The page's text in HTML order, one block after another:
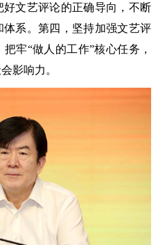
文艺评论的正确导向，不断
系。第四，坚持加强文艺评
牢“做人的工作”核心任务，
影响力。